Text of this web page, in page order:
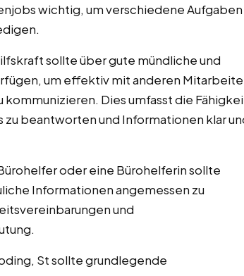
wichtig, um verschiedene Aufgaben
sollte über gute mündliche und
um effektiv mit anderen
Dies umfasst die
beantworten und Informationen klar
oder eine Bürohelferin sollte
Informationen angemessen zu
und
St sollte grundlegende